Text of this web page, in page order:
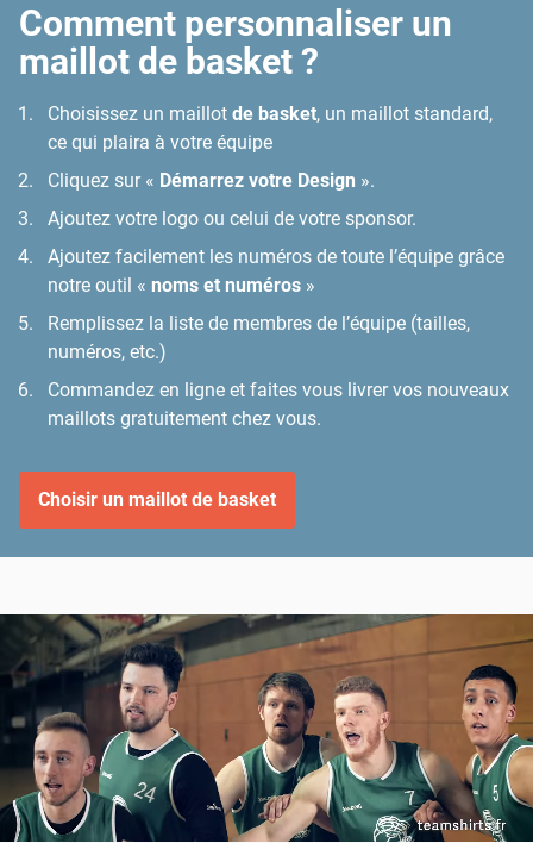
Comment personnaliser un
maillot de basket ?
Choisissez un maillot de basket, un maillot standard,
ce qui plaira à votre équipe
Cliquez sur « Démarrez votre Design ».
Ajoutez votre logo ou celui de votre sponsor.
Ajoutez facilement les numéros de toute l’équipe grâce
notre outil « noms et numéros »
Remplissez la liste de membres de l’équipe (tailles,
numéros, etc.)
Commandez en ligne et faites vous livrer vos nouveaux
maillots gratuitement chez vous.
Choisir un maillot de basket